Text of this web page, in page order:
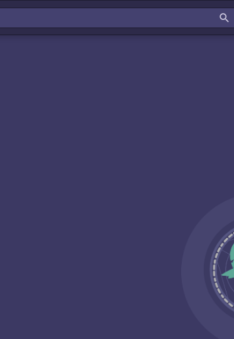
search